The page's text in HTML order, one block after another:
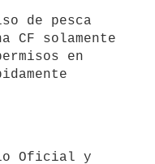
CF solamente
en